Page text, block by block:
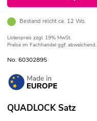
Bestand reicht ca. 12 Wo.
Listenpreis zzgl. 19% MwSt.
Preise im Fachhandel ggf. abweichend.
No. 60302895
QUADLOCK Satz